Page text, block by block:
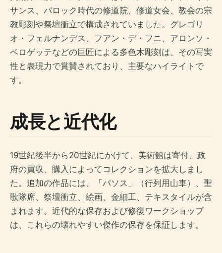
サンス、バロック時代の修道院、修道女会、教会の宗
教彫刻や祭壇衝立で構成されていました。グレゴリ
オ・フェルナンデス、フアン・デ・フニ、アロンソ・
ベロゲッテなどの巨匠による多色木彫刻は、その写実
性と表現力で賞賛されており、主要なハイライトで
す。
成長と近代化
19世紀後半から20世紀にかけて、美術館は寄付、政
府の買収、購入によってコレクションを拡大しまし
た。追加の作品には、「パソス」（行列用山車）、聖
歌隊席、祭壇衝立、絵画、金細工、テキスタイルが含
まれます。近代的な保存および修復ワークショップ
は、これらの壊れやすい傑作の保存を保証します。